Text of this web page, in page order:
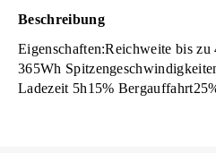
Beschreibung
Eigenschaften:Reichweite bis
365Wh
Ladezeit 5h15%